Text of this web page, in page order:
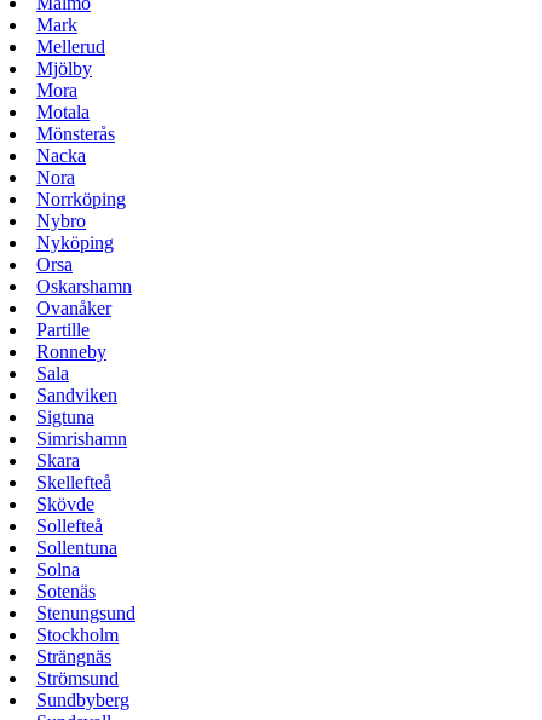
Mark
Mellerud
Mjölby
Mora
Motala
Mönsterås
Nacka
Nora
Norrköping
Nybro
Nyköping
Orsa
Oskarshamn
Ovanåker
Partille
Ronneby
Sala
Sandviken
Sigtuna
Simrishamn
Skara
Skellefteå
Skövde
Sollefteå
Sollentuna
Solna
Sotenäs
Stenungsund
Stockholm
Strängnäs
Strömsund
Sundbyberg